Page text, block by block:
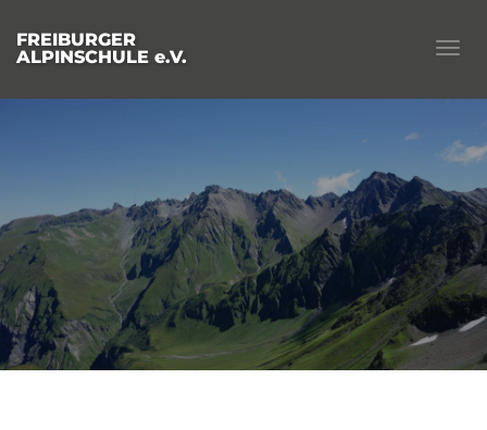
FREIBURGER
ALPINSCHULE e.V.